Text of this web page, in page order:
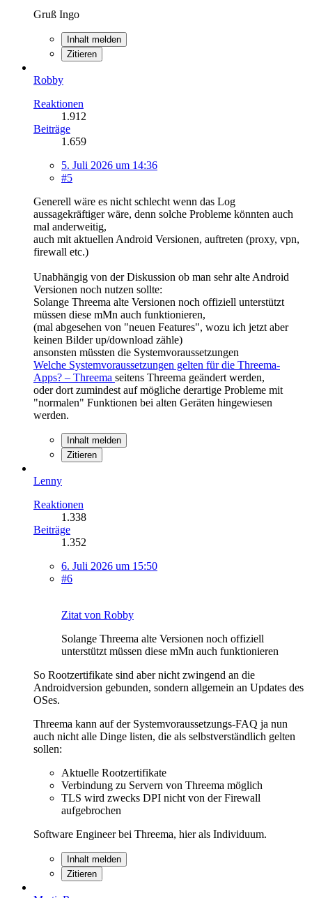
Gruß Ingo
Inhalt melden
Zitieren
Robby
Reaktionen
1.912
Beiträge
1.659
5. Juli 2026 um 14:36
#5
Generell wäre es nicht schlecht wenn das Log
aussagekräftiger wäre, denn solche Probleme könnten auch
mal anderweitig,
auch mit aktuellen Android Versionen, auftreten (proxy, vpn,
firewall etc.)
Unabhängig von der Diskussion ob man sehr alte Android
Versionen noch nutzen sollte:
Solange Threema alte Versionen noch offiziell unterstützt
müssen diese mMn auch funktionieren,
(mal abgesehen von "neuen Features", wozu ich jetzt aber
keinen Bilder up/download zähle)
ansonsten müssten die Systemvoraussetzungen
Welche Systemvoraussetzungen gelten für die Threema-
Apps? – Threema seitens Threema geändert werden,
oder dort zumindest auf mögliche derartige Probleme mit
"normalen" Funktionen bei alten Geräten hingewiesen
werden.
Inhalt melden
Zitieren
Lenny
Reaktionen
1.338
Beiträge
1.352
6. Juli 2026 um 15:50
#6
Zitat von Robby
Solange Threema alte Versionen noch offiziell
unterstützt müssen diese mMn auch funktionieren
So Rootzertifikate sind aber nicht zwingend an die
Androidversion gebunden, sondern allgemein an Updates des
OSes.
Threema kann auf der Systemvoraussetzungs-FAQ ja nun
auch nicht alle Dinge listen, die als selbstverständlich gelten
sollen:
Aktuelle Rootzertifikate
Verbindung zu Servern von Threema möglich
TLS wird zwecks DPI nicht von der Firewall
aufgebrochen
Software Engineer bei Threema, hier als Individuum.
Inhalt melden
Zitieren